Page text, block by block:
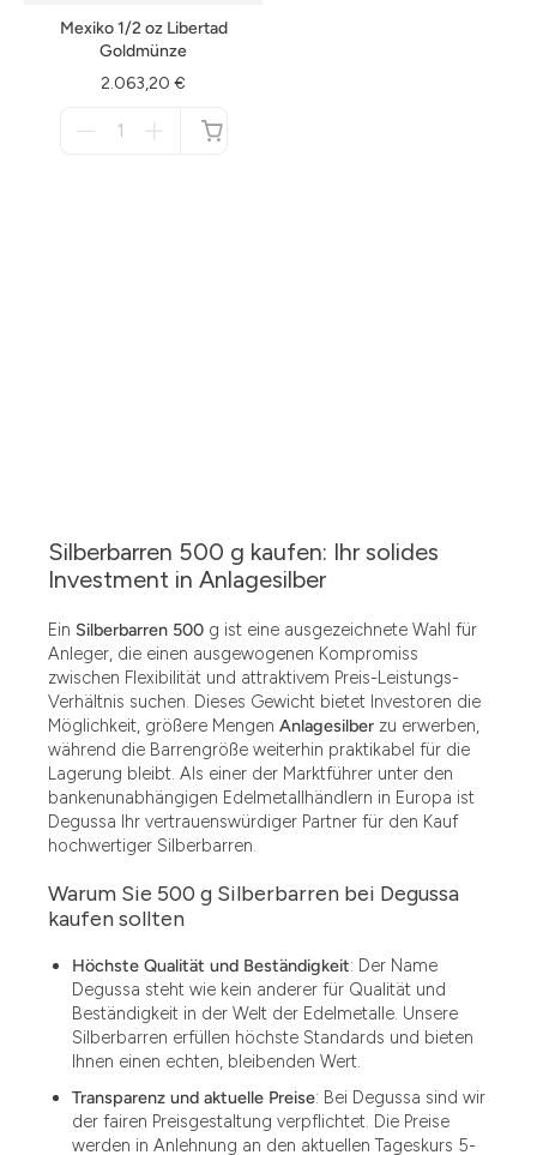
Mexiko 1/2 oz Libertad
Goldmünze
2.063,20 €
Silberbarren 500 g kaufen: Ihr solides
Investment in Anlagesilber
Ein Silberbarren 500 g ist eine ausgezeichnete Wahl für
Anleger, die einen ausgewogenen Kompromiss
zwischen Flexibilität und attraktivem Preis-Leistungs-
Verhältnis suchen. Dieses Gewicht bietet Investoren die
Möglichkeit, größere Mengen Anlagesilber zu erwerben,
während die Barrengröße weiterhin praktikabel für die
Lagerung bleibt. Als einer der Marktführer unter den
bankenunabhängigen Edelmetallhändlern in Europa ist
Degussa Ihr vertrauenswürdiger Partner für den Kauf
hochwertiger Silberbarren.
Warum Sie 500 g Silberbarren bei Degussa
kaufen sollten
Höchste Qualität und Beständigkeit: Der Name
Degussa steht wie kein anderer für Qualität und
Beständigkeit in der Welt der Edelmetalle. Unsere
Silberbarren erfüllen höchste Standards und bieten
Ihnen einen echten, bleibenden Wert.
Transparenz und aktuelle Preise: Bei Degussa sind wir
der fairen Preisgestaltung verpflichtet. Die Preise
werden in Anlehnung an den aktuellen Tageskurs 5-